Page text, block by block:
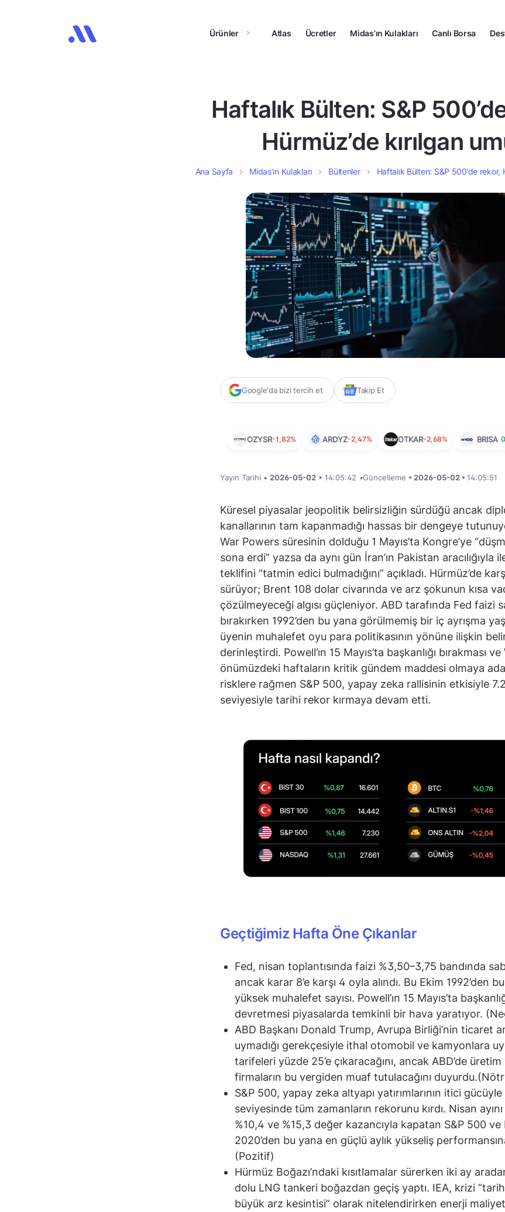
Ürünler Atlas Ücretler Midas’ın Kulakları Canlı Borsa
Haftalık Bülten: S&P
Hürmüz’de kırılgan
Ana Sayfa Midas’ın Kulakları Bültenler Haftalık Bülten: S&P 500’de rekor,
Google'da bizi tercih et Takip Et
OZYSR-1,82% ARDYZ-2,47% OTKAR-2,68% BRISA
Yayın Tarihi • 2026-05-02 • 14:05:42 •Güncelleme • 2026-05-02 • 14:05:51
Küresel piyasalar jeopolitik belirsizliğin sürdüğü ancak
kanallarının tam kapanmadığı hassas bir dengeye
War Powers süresinin dolduğu 1 Mayıs’ta Kongre’ye
sona erdi” yazsa da aynı gün İran’ın Pakistan aracılığıyla
teklifini “tatmin edici bulmadığını” açıkladı. Hürmüz’de
sürüyor; Brent 108 dolar civarında ve arz şokunun kısa
çözülmeyeceği algısı güçleniyor. ABD tarafında Fed faizi
bırakırken 1992’den bu yana görülmemiş bir iç ayrışma
üyenin muhalefet oyu para politikasının yönüne ilişkin
derinleştirdi. Powell’ın 15 Mayıs’ta başkanlığı bırakması
önümüzdeki haftaların kritik gündem maddesi olmaya
risklere rağmen S&P 500, yapay zeka rallisinin etkisiyle
seviyesiyle tarihi rekor kırmaya devam etti.
Geçtiğimiz Hafta Öne Çıkanlar
Fed, nisan toplantısında faizi %3,50–3,75 bandında
ancak karar 8’e karşı 4 oyla alındı. Bu Ekim 1992’den
yüksek muhalefet sayısı. Powell’ın 15 Mayıs’ta
devretmesi piyasalarda temkinli bir hava yaratıyor.
ABD Başkanı Donald Trump, Avrupa Birliği’nin ticaret
uymadığı gerekçesiyle ithal otomobil ve kamyonlara
tarifeleri yüzde 25’e çıkaracağını, ancak ABD’de
firmaların bu vergiden muaf tutulacağını
S&P 500, yapay zeka altyapı yatırımlarının itici gücüyle
seviyesinde tüm zamanların rekorunu kırdı. Nisan ayını
%10,4 ve %15,3 değer kazancıyla kapatan S&P 500 ve
2020’den bu yana en güçlü aylık yükseliş
(Pozitif)
Hürmüz Boğazı’ndaki kısıtlamalar sürerken iki ay
dolu LNG tankeri boğazdan geçiş yaptı. IEA, krizi
büyük arz kesintisi” olarak nitelendirirken enerji